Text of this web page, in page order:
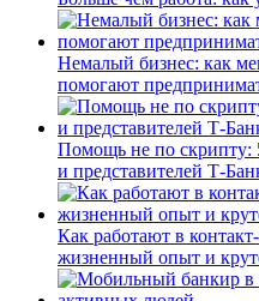
Немалый бизнес: как
помогают
Помощь не по скрипту:
и представителей Т-
Как работают в
жизненный опыт и